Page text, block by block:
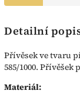
Detailní
Přívěsek ve tvaru
585/1000.
Materiál: